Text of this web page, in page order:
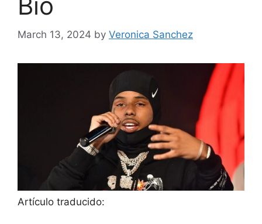
March 13, 2024 by Veronica Sanchez
Artículo traducido: